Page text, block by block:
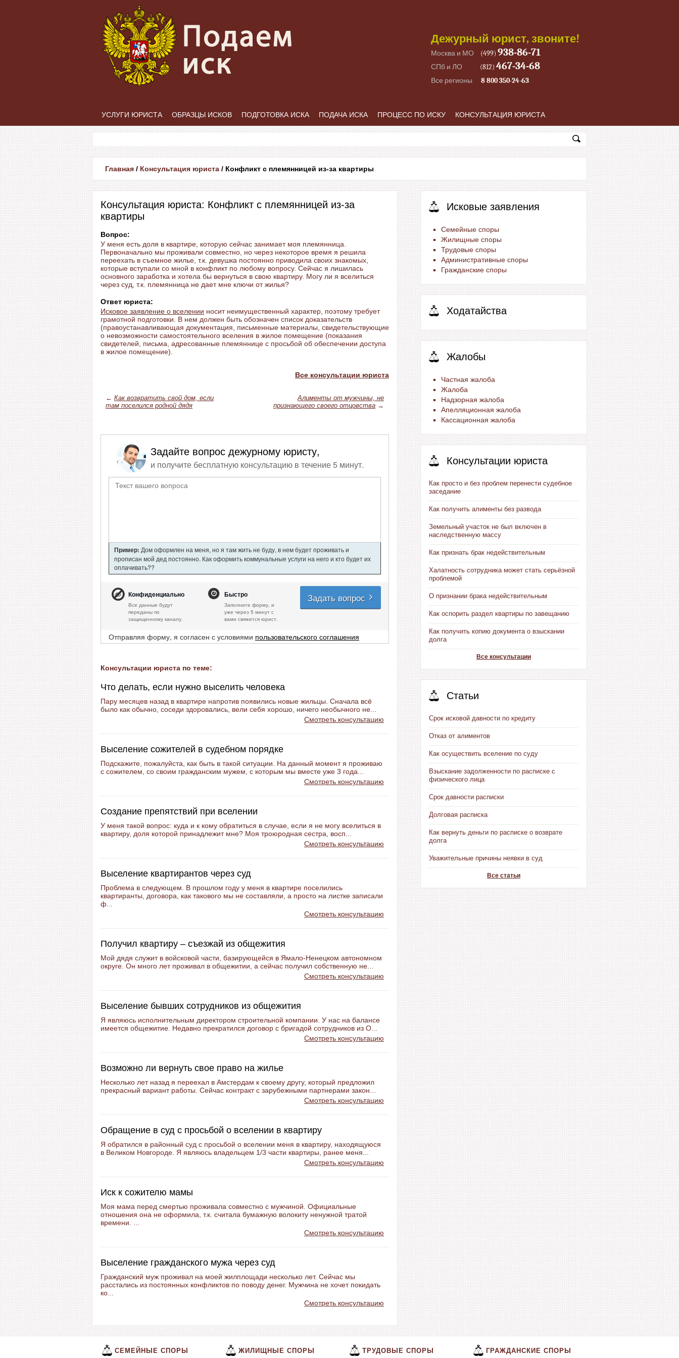
Дежурный юрист, звоните!
Москва и МО (499) 938-86-71
СПб и ЛО (812) 467-34-68
Все регионы 8 800 350-24-63
УСЛУГИ ЮРИСТА ОБРАЗЦЫ ИСКОВ ПОДГОТОВКА ИСКА ПОДАЧА ИСКА ПРОЦЕСС ПО ИСКУ КОНСУЛЬТАЦИЯ ЮРИСТА
Главная / Консультация юриста / Конфликт с племянницей из-за квартиры
Консультация юриста: Конфликт с племянницей из-за
квартиры
Вопрос:
У меня есть доля в квартире, которую сейчас занимает моя племянница.
Первоначально мы проживали совместно, но через некоторое время я решила
переехать в съемное жилье, т.к. девушка постоянно приводила своих знакомых,
которые вступали со мной в конфликт по любому вопросу. Сейчас я лишилась
основного заработка и хотела бы вернуться в свою квартиру. Могу ли я вселиться
через суд, т.к. племянница не дает мне ключи от жилья?
Ответ юриста:
Исковое заявление о вселении носит неимущественный характер, поэтому требует
грамотной подготовки. В нем должен быть обозначен список доказательств
(правоустанавливающая документация, письменные материалы, свидетельствующие
о невозможности самостоятельного вселения в жилое помещение (показания
свидетелей, письма, адресованные племяннице с просьбой об обеспечении доступа
в жилое помещение).
Все консультации юриста
← Как возвратить свой дом, если
там поселился родной дядя
Алименты от мужчины, не
признающего своего отцовства →
Задайте вопрос дежурному юристу,
и получите бесплатную консультацию в течение 5 минут.
Пример: Дом оформлен на меня, но я там жить не буду, в нем будет проживать и
прописан мой дед постоянно. Как оформить коммунальные услуги на него и кто будет их
оплачивать??
Конфиденциально
Все данные будут
переданы по
защищенному каналу.
Быстро
Заполните форму, и
уже через 5 минут с
вами свяжется юрист.
Задать вопрос
Отправляя форму, я согласен с условиями пользовательского соглашения
Консультации юриста по теме:
Что делать, если нужно выселить человека
Пару месяцев назад в квартире напротив появились новые жильцы. Сначала всё
было как обычно, соседи здоровались, вели себя хорошо, ничего необычного не...
Смотреть консультацию
Выселение сожителей в судебном порядке
Подскажите, пожалуйста, как быть в такой ситуации. На данный момент я проживаю
с сожителем, со своим гражданским мужем, с которым мы вместе уже 3 года...
Смотреть консультацию
Создание препятствий при вселении
У меня такой вопрос: куда и к кому обратиться в случае, если я не могу вселиться в
квартиру, доля которой принадлежит мне? Моя троюродная сестра, восп...
Смотреть консультацию
Выселение квартирантов через суд
Проблема в следующем. В прошлом году у меня в квартире поселились
квартиранты, договора, как такового мы не составляли, а просто на листке записали
ф...
Смотреть консультацию
Получил квартиру – съезжай из общежития
Мой дядя служит в войсковой части, базирующейся в Ямало-Ненецком автономном
округе. Он много лет проживал в общежитии, а сейчас получил собственную не...
Смотреть консультацию
Выселение бывших сотрудников из общежития
Я являюсь исполнительным директором строительной компании. У нас на балансе
имеется общежитие. Недавно прекратился договор с бригадой сотрудников из О...
Смотреть консультацию
Возможно ли вернуть свое право на жилье
Несколько лет назад я переехал в Амстердам к своему другу, который предложил
прекрасный вариант работы. Сейчас контракт с зарубежными партнерами закон...
Смотреть консультацию
Обращение в суд с просьбой о вселении в квартиру
Я обратился в районный суд с просьбой о вселении меня в квартиру, находящуюся
в Великом Новгороде. Я являюсь владельцем 1/3 части квартиры, ранее меня...
Смотреть консультацию
Иск к сожителю мамы
Моя мама перед смертью проживала совместно с мужчиной. Официальные
отношения она не оформила, т.к. считала бумажную волокиту ненужной тратой
времени. ...
Смотреть консультацию
Выселение гражданского мужа через суд
Гражданский муж проживал на моей жилплощади несколько лет. Сейчас мы
расстались из постоянных конфликтов по поводу денег. Мужчина не хочет покидать
ко...
Смотреть консультацию
Исковые заявления
Семейные споры
Жилищные споры
Трудовые споры
Административные споры
Гражданские споры
Ходатайства
Жалобы
Частная жалоба
Жалоба
Надзорная жалоба
Апелляционная жалоба
Кассационная жалоба
Консультации юриста
Как просто и без проблем перенести судебное
заседание
Как получить алименты без развода
Земельный участок не был включен в
наследственную массу
Как признать брак недействительным
Халатность сотрудника может стать серьёзной
проблемой
О признании брака недействительным
Как оспорить раздел квартиры по завещанию
Как получить копию документа о взыскании
долга
Все консультации
Статьи
Срок исковой давности по кредиту
Отказ от алиментов
Как осуществить вселение по суду
Взыскание задолженности по расписке с
физического лица
Срок давности расписки
Долговая расписка
Как вернуть деньги по расписке о возврате
долга
Уважительные причины неявки в суд
Все статьи
СЕМЕЙНЫЕ СПОРЫ ЖИЛИЩНЫЕ СПОРЫ ТРУДОВЫЕ СПОРЫ ГРАЖДАНСКИЕ СПОРЫ